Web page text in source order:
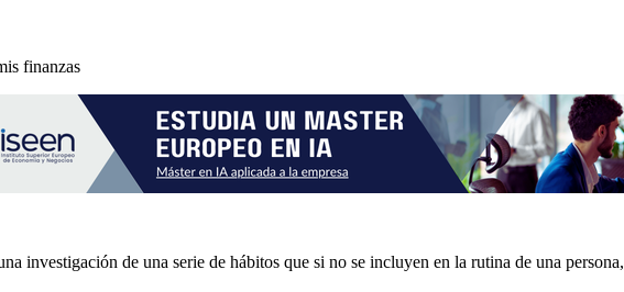
finanzas
investigación de una serie de hábitos que si no se incluyen en la rutina de una persona,